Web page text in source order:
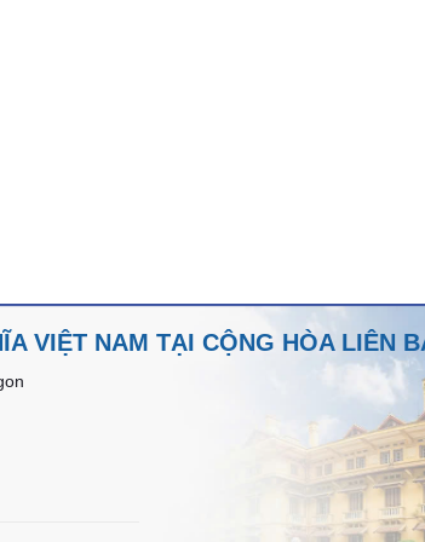
VIỆT NAM TẠI CỘNG HÒA LIÊN